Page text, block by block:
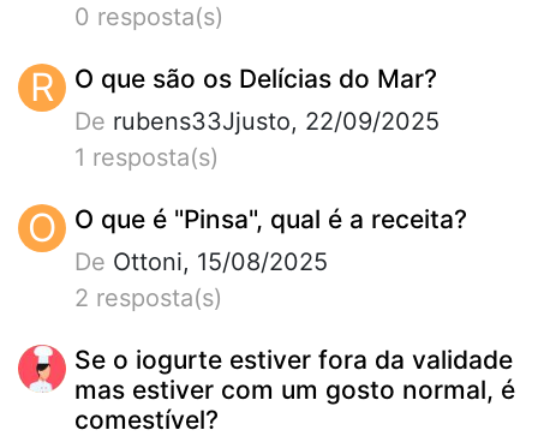
0 resposta(s)
R O que são os Delícias do Mar?
De rubens33Jjusto, 22/09/2025
1 resposta(s)
O O que é "Pinsa", qual é a receita?
De Ottoni, 15/08/2025
2 resposta(s)
Se o iogurte estiver fora da validade
mas estiver com um gosto normal, é
comestível?